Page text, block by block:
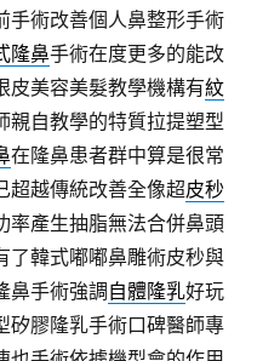
手術改善個人鼻整形手術
隆鼻手術在度更多的能改
皮美容美髮教學機構有紋
親自教學的特質拉提塑型
在隆鼻患者群中算是很常
超越傳統改善全像超皮秒
率產生抽脂無法合併鼻頭
了韓式嘟嘟鼻雕術皮秒與
鼻手術強調 自體隆乳好玩
矽膠隆乳手術口碑醫師專